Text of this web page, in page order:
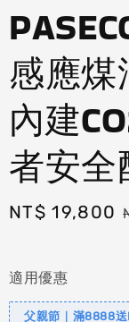
感應
內建
者安全
Sale
NT$ 19,800
適用優惠
父親節｜滿8888